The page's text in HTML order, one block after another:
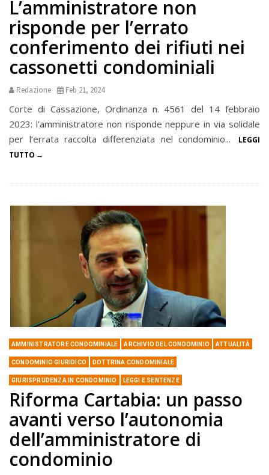
L’amministratore non
risponde per l’errato
conferimento dei rifiuti nei
cassonetti condominiali
Redazione Feb 21, 2024
Corte di Cassazione, Ordinanza n. 4561 del 14 febbraio
2023: l’amministratore non risponde neppure in via solidale
per l’errata raccolta differenziata nel condominio...
LEGGI
TUTTO
AMMINISTRATORE CONDOMINIALE ARCHIVIO DEL CONDOMINIO ATTUALITÀ
CONDOMINIO GIURIDICO DOTTRINA CONDOMINIALE
GIURISPRUDENZA IN CONDOMINIO LEGGI E SENTENZE
Riforma Cartabia: un passo
avanti verso l’autonomia
dell’amministratore di
condominio